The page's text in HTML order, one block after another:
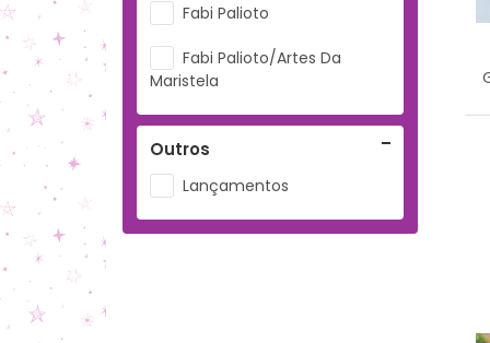
Fabi Palioto
Fabi Palioto/Artes Da
Maristela
Outros
Lançamentos